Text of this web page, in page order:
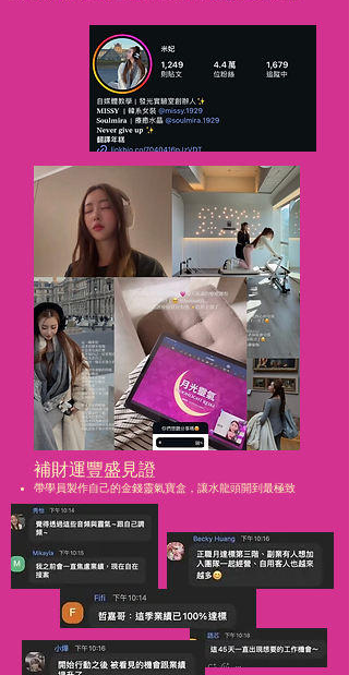
補財運豐盛見證
帶學員製作自己的金錢靈氣寶盒，讓水龍頭開到最極致